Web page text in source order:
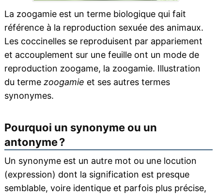
La zoogamie est un terme biologique qui fait
référence à la reproduction sexuée des animaux.
Les coccinelles se reproduisent par appariement
et accouplement sur une feuille ont un mode de
reproduction zoogame, la zoogamie. Illustration
du terme zoogamie et ses autres termes
synonymes.
Pourquoi un synonyme ou un
antonyme ?
Un synonyme est un autre mot ou une locution
(expression) dont la signification est presque
semblable, voire identique et parfois plus précise,